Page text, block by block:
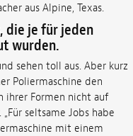
aus Alpine, Texas.
die je für jeden
wurden.
sehen toll aus. Aber kurz
Poliermaschine den
ihrer Formen nicht auf
seltsame Jobs habe
mit einem